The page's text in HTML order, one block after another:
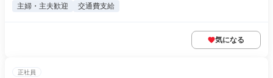
主婦・主夫歓迎 交通費支給
気になる
正社員